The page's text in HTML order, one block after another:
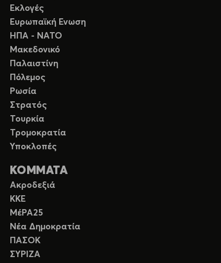
Εκλογές
Ευρωπαϊκή Ενωση
ΗΠΑ - ΝΑΤΟ
Μακεδονικό
Παλαιστίνη
Πόλεμος
Ρωσία
Στρατός
Τουρκία
Τρομοκρατία
Υποκλοπές
ΚΟΜΜΑΤΑ
Ακροδεξιά
ΚΚΕ
ΜέΡΑ25
Νέα Δημοκρατία
ΠΑΣΟΚ
ΣΥΡΙΖΑ